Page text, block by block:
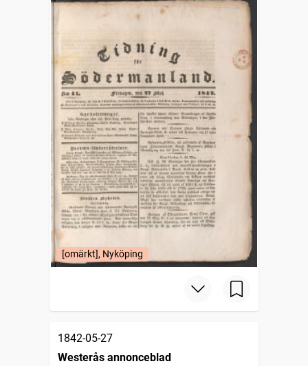
[omärkt], Nyköping
1842-05-27
Westerås annonceblad